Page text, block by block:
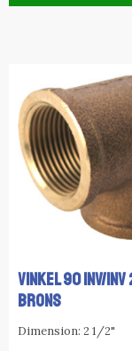
VINKEL 90 INV/
BRONS
Dimension: 2 1/2"